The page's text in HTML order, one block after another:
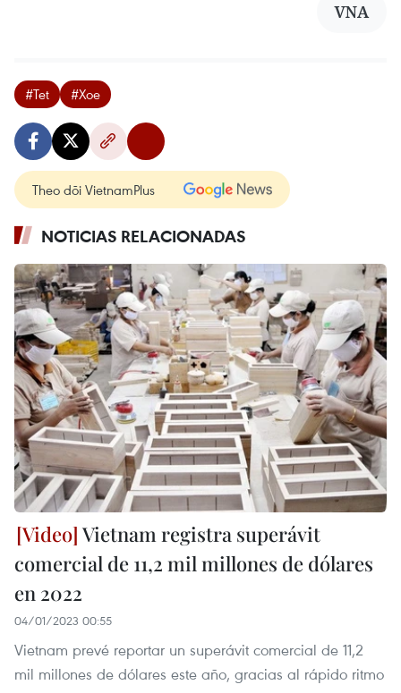
VNA
#Tet #Xoe
Theo dõi VietnamPlus
NOTICIAS RELACIONADAS
Vietnam registra superávit
comercial de 11,2 mil millones de dólares
en 2022
04/01/2023 00:55
Vietnam prevé reportar un superávit comercial de 11,2
mil millones de dólares este año, gracias al rápido ritmo